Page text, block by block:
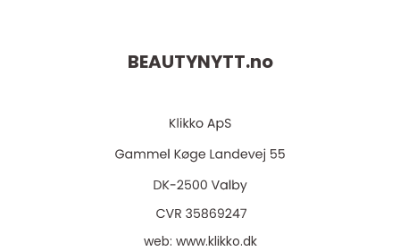
BEAUTYNYTT.no
web: www.klikko.dk